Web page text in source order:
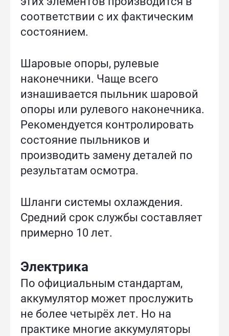
соответствии с их фактическим
состоянием.
Шаровые опоры, рулевые
наконечники. Чаще всего
изнашивается пыльник шаровой
опоры или рулевого наконечника.
Рекомендуется контролировать
состояние пыльников и
производить замену деталей по
результатам осмотра.
Шланги системы охлаждения.
Средний срок службы составляет
примерно 10 лет.
Электрика
По официальным стандартам,
аккумулятор может прослужить
не более четырёх лет. Но на
практике многие аккумуляторы